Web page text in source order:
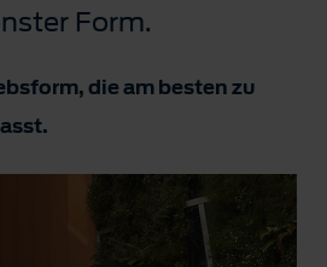
Form.
die am besten zu